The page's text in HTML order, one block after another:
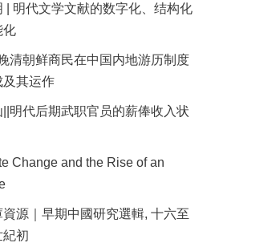
| 明代文学文献的数字化、结构化
化
清朝鲜商民在中国内地游历制度
及其运作
||明代后期武职官员的薪俸收入状
Change and the Rise of an
資源｜早期中國研究選輯, 十六至
紀初